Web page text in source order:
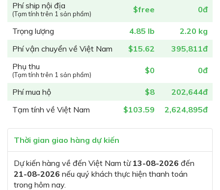
Phí ship nội địa
(Tạm tính trên 1 sản phẩm) $free 0đ
Trọng lượng 4.85 lb
2.20 kg
Phí vận chuyển về Việt Nam
$15.62
395,811đ
Phụ thu
(Tạm tính trên 1 sản phẩm) $0 0đ
Phí mua hộ $8
202,644đ
Tạm tính về Việt Nam
$103.59 2,624,895đ
Thời gian giao hàng dự kiến
Dự kiến hàng về đến Việt Nam từ 13-08-2026 đến
21-08-2026 nếu quý khách thực hiện thanh toán
trong hôm nay.